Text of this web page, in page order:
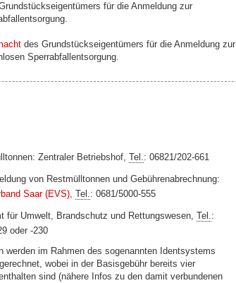
für die Anmeldung zur
des Grundstückseigentümers für die Anmeldung zur
Sperrabfallentsorgung.
Zentraler Betriebshof, Tel.: 06821/202-661
von Restmülltonnen und Gebührenabrechnung:
Saar (EVS), Tel.: 0681/5000-555
für Umwelt, Brandschutz und Rettungswesen, Tel.:
oder -230
werden im Rahmen des sogenannten Identsystems
wobei in der Basisgebühr bereits vier
sind (nähere Infos zu den damit verbundenen